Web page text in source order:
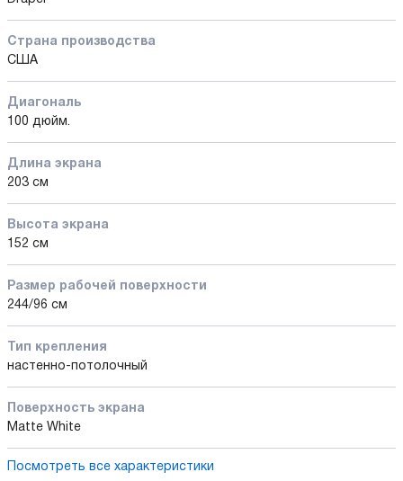
Страна производства
США
Диагональ
100 дюйм.
Длина экрана
203 см
Высота экрана
152 см
Размер рабочей поверхности
244/96 см
Тип крепления
настенно-потолочный
Поверхность экрана
Matte White
Посмотреть все характеристики